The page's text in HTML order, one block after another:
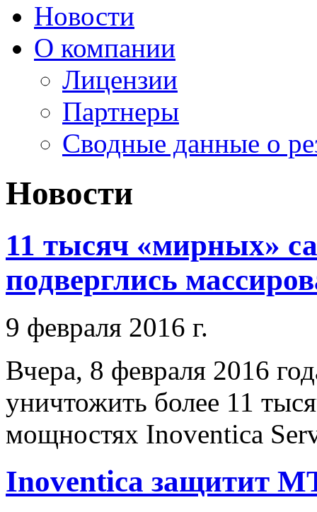
Новости
О компании
Лицензии
Партнеры
Cводные данные о
Новости
11 тысяч «мирных»
подверглись
9 февраля 2016 г.
Вчера, 8 февраля 2016
уничтожить более 11
мощностях Inoventica
Inoventica защитит